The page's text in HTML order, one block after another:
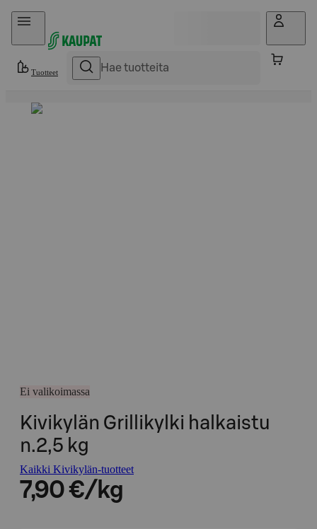
Hyppää sisältöön
Tuotteet
Ei valikoimassa
Kivikylän Grillikylki halkaistu
n.2,5 kg
Kaikki Kivikylän-tuotteet
7,90 €/kg